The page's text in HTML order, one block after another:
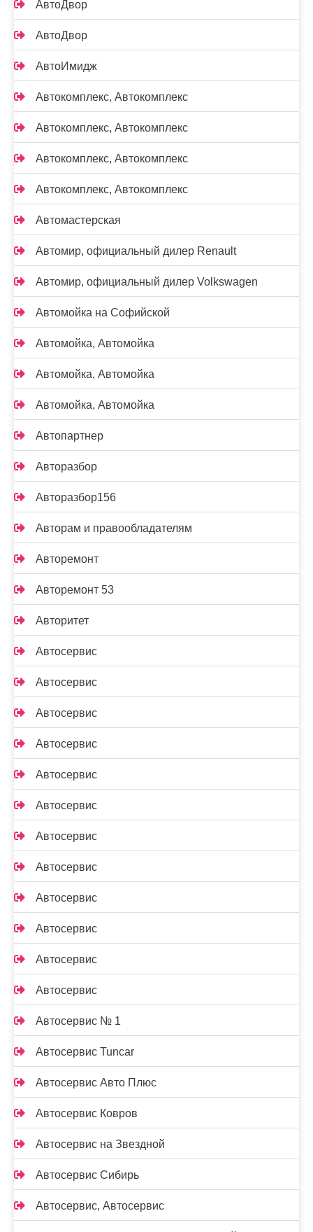
АвтоДвор
АвтоДвор
АвтоИмидж
Автокомплекс, Автокомплекс
Автокомплекс, Автокомплекс
Автокомплекс, Автокомплекс
Автокомплекс, Автокомплекс
Автомастерская
Автомир, официальный дилер Renault
Автомир, официальный дилер Volkswagen
Автомойка на Софийской
Автомойка, Автомойка
Автомойка, Автомойка
Автомойка, Автомойка
Автопартнер
Авторазбор
Авторазбор156
Авторам и правообладателям
Авторемонт
Авторемонт 53
Авторитет
Автосервис
Автосервис
Автосервис
Автосервис
Автосервис
Автосервис
Автосервис
Автосервис
Автосервис
Автосервис
Автосервис
Автосервис
Автосервис № 1
Автосервис Tuncar
Автосервис Авто Плюс
Автосервис Ковров
Автосервис на Звездной
Автосервис Сибирь
Автосервис, Автосервис